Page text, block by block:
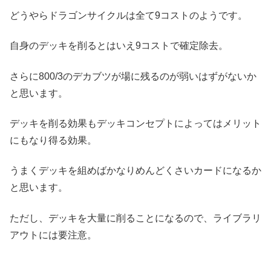
どうやらドラゴンサイクルは全て9コストのようです。
自身のデッキを削るとはいえ9コストで確定除去。
さらに800/3のデカブツが場に残るのが弱いはずがないか
と思います。
デッキを削る効果もデッキコンセプトによってはメリット
にもなり得る効果。
うまくデッキを組めばかなりめんどくさいカードになるか
と思います。
ただし、デッキを大量に削ることになるので、ライブラリ
アウトには要注意。